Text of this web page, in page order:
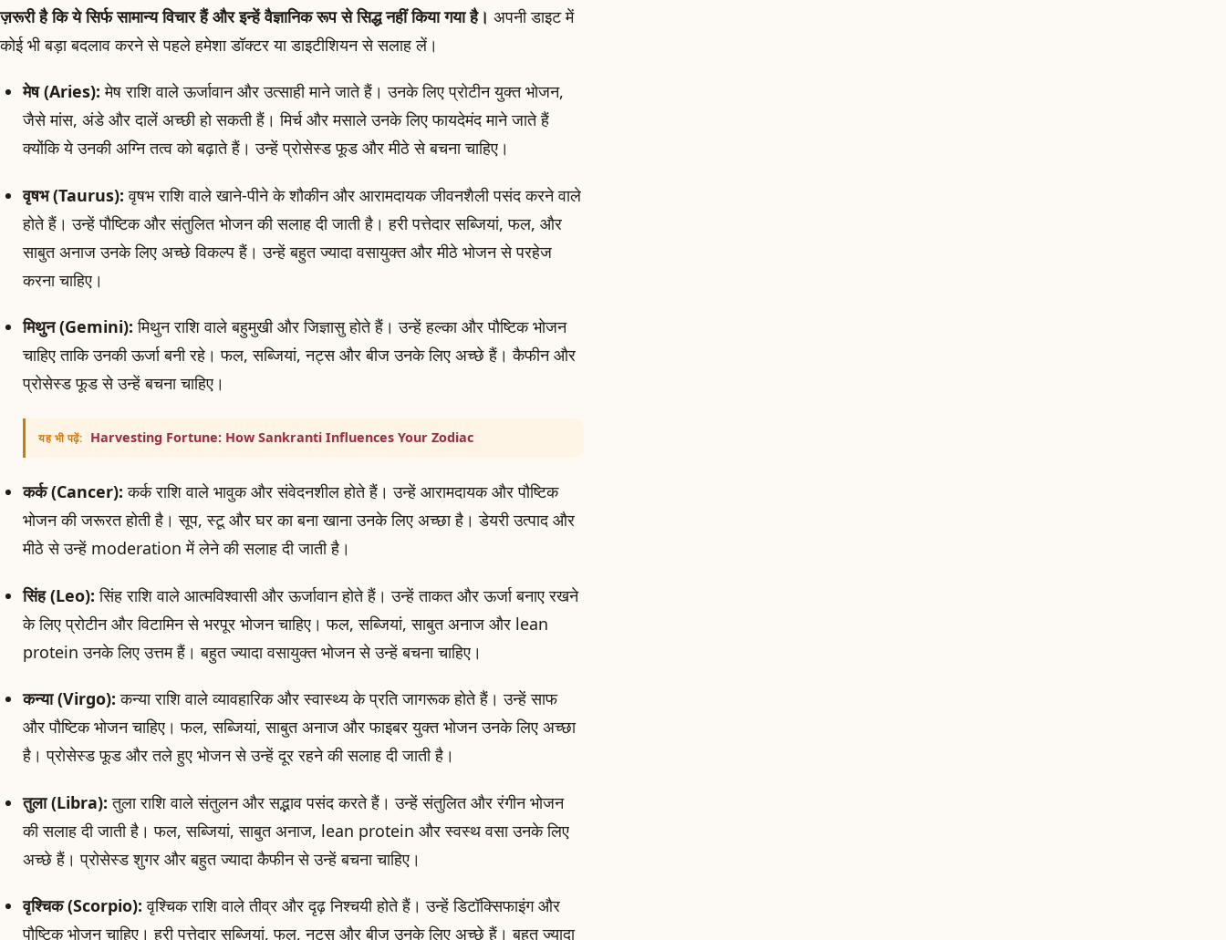
ज़रूरी है कि ये सिर्फ सामान्य विचार हैं और इन्हें वैज्ञानिक रूप से सिद्ध नहीं किया गया है। अपनी डाइट में
कोई भी बड़ा बदलाव करने से पहले हमेशा डॉक्टर या डाइटीशियन से सलाह लें।
मेष (Aries): मेष राशि वाले ऊर्जावान और उत्साही माने जाते हैं। उनके लिए प्रोटीन युक्त भोजन,
जैसे मांस, अंडे और दालें अच्छी हो सकती हैं। मिर्च और मसाले उनके लिए फायदेमंद माने जाते हैं
क्योंकि ये उनकी अग्नि तत्व को बढ़ाते हैं। उन्हें प्रोसेस्ड फूड और मीठे से बचना चाहिए।
वृषभ (Taurus): वृषभ राशि वाले खाने-पीने के शौकीन और आरामदायक जीवनशैली पसंद करने वाले
होते हैं। उन्हें पौष्टिक और संतुलित भोजन की सलाह दी जाती है। हरी पत्तेदार सब्जियां, फल, और
साबुत अनाज उनके लिए अच्छे विकल्प हैं। उन्हें बहुत ज्यादा वसायुक्त और मीठे भोजन से परहेज
करना चाहिए।
मिथुन (Gemini): मिथुन राशि वाले बहुमुखी और जिज्ञासु होते हैं। उन्हें हल्का और पौष्टिक भोजन
चाहिए ताकि उनकी ऊर्जा बनी रहे। फल, सब्जियां, नट्स और बीज उनके लिए अच्छे हैं। कैफीन और
प्रोसेस्ड फूड से उन्हें बचना चाहिए।
यह भी पढ़ें: Harvesting Fortune: How Sankranti Influences Your Zodiac
कर्क (Cancer): कर्क राशि वाले भावुक और संवेदनशील होते हैं। उन्हें आरामदायक और पौष्टिक
भोजन की जरूरत होती है। सूप, स्टू और घर का बना खाना उनके लिए अच्छा है। डेयरी उत्पाद और
मीठे से उन्हें moderation में लेने की सलाह दी जाती है।
सिंह (Leo): सिंह राशि वाले आत्मविश्वासी और ऊर्जावान होते हैं। उन्हें ताकत और ऊर्जा बनाए रखने
के लिए प्रोटीन और विटामिन से भरपूर भोजन चाहिए। फल, सब्जियां, साबुत अनाज और lean
protein उनके लिए उत्तम हैं। बहुत ज्यादा वसायुक्त भोजन से उन्हें बचना चाहिए।
कन्या (Virgo): कन्या राशि वाले व्यावहारिक और स्वास्थ्य के प्रति जागरूक होते हैं। उन्हें साफ
और पौष्टिक भोजन चाहिए। फल, सब्जियां, साबुत अनाज और फाइबर युक्त भोजन उनके लिए अच्छा
है। प्रोसेस्ड फूड और तले हुए भोजन से उन्हें दूर रहने की सलाह दी जाती है।
तुला (Libra): तुला राशि वाले संतुलन और सद्भाव पसंद करते हैं। उन्हें संतुलित और रंगीन भोजन
की सलाह दी जाती है। फल, सब्जियां, साबुत अनाज, lean protein और स्वस्थ वसा उनके लिए
अच्छे हैं। प्रोसेस्ड शुगर और बहुत ज्यादा कैफीन से उन्हें बचना चाहिए।
वृश्चिक (Scorpio): वृश्चिक राशि वाले तीव्र और दृढ़ निश्चयी होते हैं। उन्हें डिटॉक्सिफाइंग और
पौष्टिक भोजन चाहिए। हरी पत्तेदार सब्जियां, फल, नट्स और बीज उनके लिए अच्छे हैं। बहुत ज्यादा